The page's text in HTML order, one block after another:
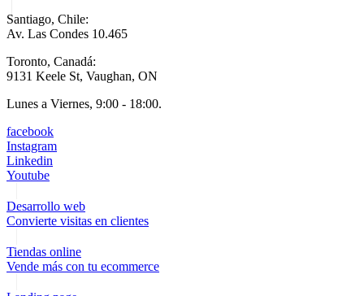
Santiago, Chile:
Av. Las Condes 10.465
Toronto, Canadá:
9131 Keele St, Vaughan, ON
Lunes a Viernes, 9:00 - 18:00.
facebook
Instagram
Linkedin
Youtube
Desarrollo web
Convierte visitas en clientes
Tiendas online
Vende más con tu ecommerce